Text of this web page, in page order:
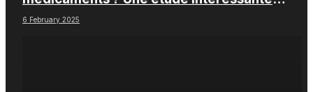
chez les Big Pharmas
6 February 2025